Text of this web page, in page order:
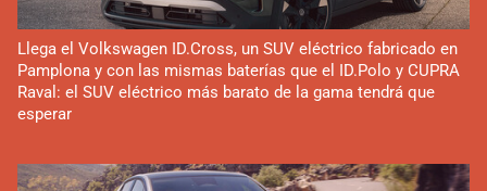
Llega el Volkswagen ID.Cross, un SUV eléctrico fabricado en
Pamplona y con las mismas baterías que el ID.Polo y CUPRA
Raval: el SUV eléctrico más barato de la gama tendrá que
esperar